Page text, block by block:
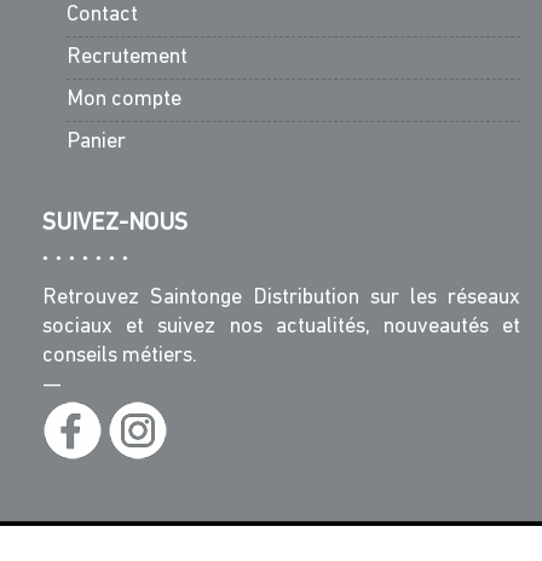
Contact
Recrutement
Mon compte
Panier
SUIVEZ-NOUS
Retrouvez Saintonge Distribution sur les réseaux
sociaux et suivez nos actualités, nouveautés et
conseils métiers.
—